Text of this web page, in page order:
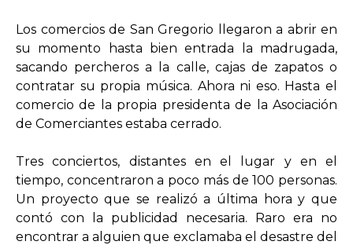
Los comercios de San Gregorio llegaron a abrir en
su momento hasta bien entrada la madrugada,
sacando percheros a la calle, cajas de zapatos o
contratar su propia música. Ahora ni eso. Hasta el
comercio de la propia presidenta de la Asociación
de Comerciantes estaba cerrado.
Tres conciertos, distantes en el lugar y en el
tiempo, concentraron a poco más de 100 personas.
Un proyecto que se realizó a última hora y que
contó con la publicidad necesaria. Raro era no
encontrar a alguien que exclamaba el desastre del